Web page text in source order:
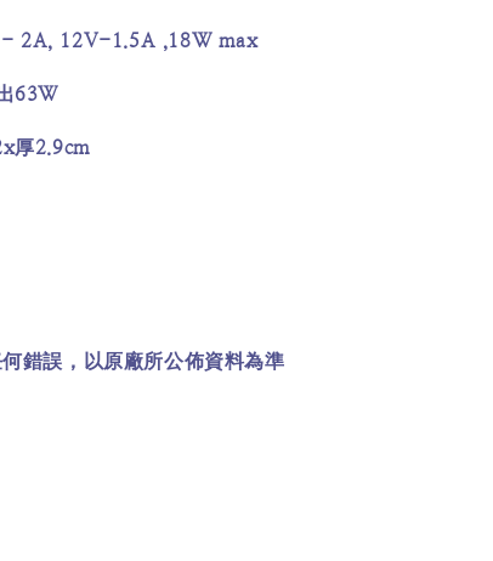
2A, 12V-1.5A ,18W max
63W
厚2.9cm
錯誤，以原廠所公佈資料為準